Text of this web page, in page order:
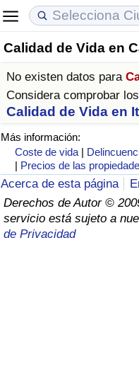
Calidad de Vida en
No existen datos para
Considera comprobar
Calidad de Vida en
Más información:
Coste de vida |
| Precios de las
Acerca de esta página
Derechos de Autor ©
servicio está sujeto a
de Privacidad
Coste de vida
Índice de Costo de
Índice de Costo de Vida
Índice de costo de
en aqaba
Precios de las
Índice de Precios de
Índice de Precios de
Índice de Precios de
Calidad de Vida
Índice de Calidad de
Índice de Calidad de
Índice de calidad de
Delincuencia
Calificación del Índice